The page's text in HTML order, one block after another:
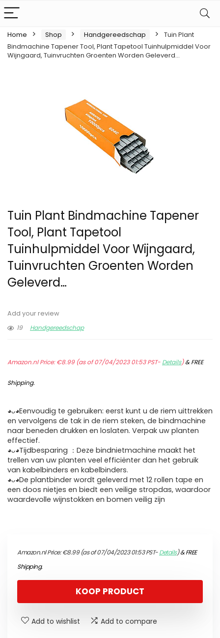
Home Shop Handgereedschap
Tuin Plant
Bindmachine Tapener Tool, Plant Tapetool Tuinhulpmiddel Voor
Wijngaard, Tuinvruchten Groenten Worden Geleverd…
Tuin Plant Bindmachine Tapener
Tool, Plant Tapetool
Tuinhulpmiddel Voor Wijngaard,
Tuinvruchten Groenten Worden
Geleverd…
Add your review
19
Handgereedschap
Amazon.nl Price:€8.99(as of 07/04/2023 01:53 PST- Details)&FREE
Shipping.
◕ᴗ◕Eenvoudig te gebruiken: eerst kunt u de riem uittrekken
en vervolgens de tak in de riem steken, de bindmachine
naar beneden drukken en loslaten. Verpak uw planten
effectief.
◕ᴗ◕Tijdbesparing ：Deze bindnietmachine maakt het
trellen van uw planten veel efficiënter dan het gebruik
van kabelbinders en kabelbinders.
◕ᴗ◕De plantbinder wordt geleverd met 12 rollen tape en
een doos nietjes en biedt een veilige stropdas, waardoor
waardevolle wijnstokken en bomen veilig zijn
Amazon.nl Price:€8.99(as of 07/04/2023 01:53 PST-Details)&FREE
Shipping.
KOOP PRODUCT
Add to wishlist Add to compare